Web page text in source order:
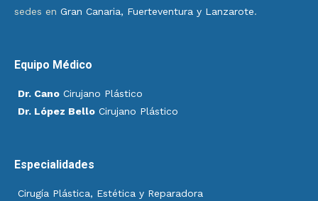
sedes en Gran Canaria, Fuerteventura y Lanzarote.
Equipo Médico
Dr. Cano Cirujano Plástico
Dr. López Bello Cirujano Plástico
Especialidades
Cirugía Plástica, Estética y Reparadora